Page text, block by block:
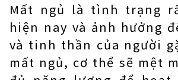
Mất ngủ là tình trạng
hiện nay và ảnh hưởng
và tinh thần của người
mất ngủ, cơ thể sẽ mệt